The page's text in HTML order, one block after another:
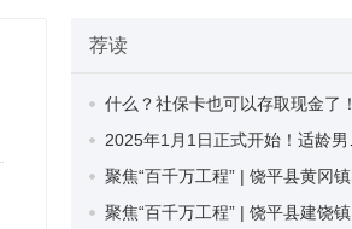
荐读
什么？社保卡也可以存取现金了！